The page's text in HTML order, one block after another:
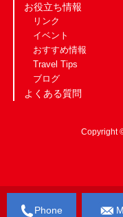
Phone
お役立ち情報
リンク
イベント
おすすめ情報
Travel Tips
ブログ
よくある質問
Copyright